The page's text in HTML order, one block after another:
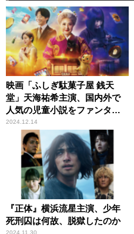
映画「ふしぎ駄菓子屋 銭天
堂」天海祐希主演、国内外で
人気の児童小説をファンタジ
ックに実写映画化
2024.12.14
『正体』横浜流星主演、少年
死刑囚は何故、脱獄したのか
2024.11.30